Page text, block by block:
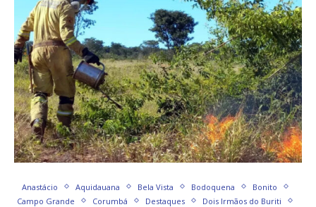
Anastácio Aquidauana Bela Vista Bodoquena
Bonito
Campo Grande
Corumbá Destaques
Dois Irmãos do Buriti